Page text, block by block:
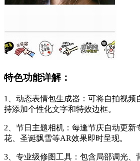
特色功能详解：
1、动态表情包生成器：可将自拍视频
持添加个性化文字和特效边框。
2、节日主题相机：每逢节庆自动更新
花、圣诞飘雪等AR效果即时呈现。
3、专业级修图工具：包含局部调光、